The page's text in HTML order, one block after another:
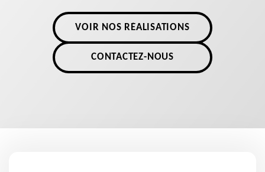
VOIR NOS RÉALISATIONS
CONTACTEZ-NOUS